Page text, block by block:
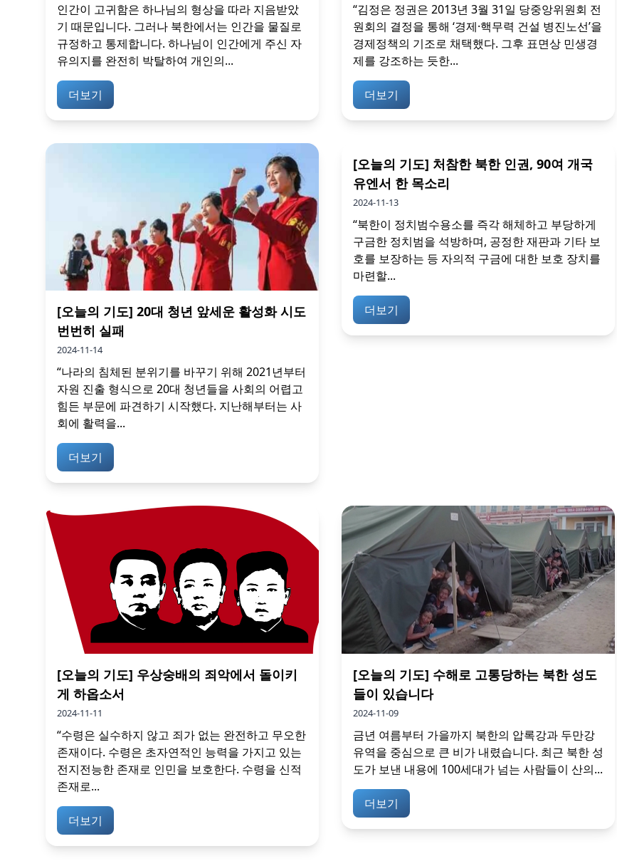
인간이 고귀함은 하나님의 형상을 따라 지음받았
기 때문입니다. 그러나 북한에서는 인간을 물질로
규정하고 통제합니다. 하나님이 인간에게 주신 자
유의지를 완전히 박탈하여 개인의...
더보기
“김정은 정권은 2013년 3월 31일 당중앙위원회 전
원회의 결정을 통해 ‘경제·핵무력 건설 병진노선’을
경제정책의 기조로 채택했다. 그후 표면상 민생경
제를 강조하는 듯한...
더보기
[오늘의 기도] 20대 청년 앞세운 활성화 시도
번번히 실패
2024-11-14
“나라의 침체된 분위기를 바꾸기 위해 2021년부터
자원 진출 형식으로 20대 청년들을 사회의 어렵고
힘든 부문에 파견하기 시작했다. 지난해부터는 사
회에 활력을...
더보기
[오늘의 기도] 처참한 북한 인권, 90여 개국
유엔서 한 목소리
2024-11-13
“북한이 정치범수용소를 즉각 해체하고 부당하게
구금한 정치범을 석방하며, 공정한 재판과 기타 보
호를 보장하는 등 자의적 구금에 대한 보호 장치를
마련할...
더보기
[오늘의 기도] 우상숭배의 죄악에서 돌이키
게 하옵소서
2024-11-11
“수령은 실수하지 않고 죄가 없는 완전하고 무오한
존재이다. 수령은 초자연적인 능력을 가지고 있는
전지전능한 존재로 인민을 보호한다. 수령을 신적
존재로...
더보기
[오늘의 기도] 수해로 고통당하는 북한 성도
들이 있습니다
2024-11-09
금년 여름부터 가을까지 북한의 압록강과 두만강
유역을 중심으로 큰 비가 내렸습니다. 최근 북한 성
도가 보낸 내용에 100세대가 넘는 사람들이 산의...
더보기